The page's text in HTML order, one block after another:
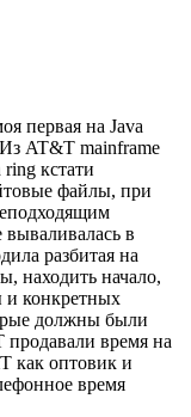
первая на Java
AT&T mainframe
кстати
файлы, при
вываливалась в
разбитая на
находить начало,
и конкретных
должны были
продавали время на
как оптовик и
время